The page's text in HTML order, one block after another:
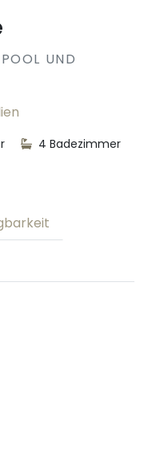
UND
4 Badezimmer